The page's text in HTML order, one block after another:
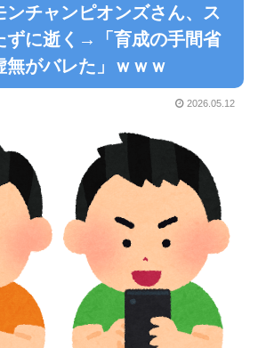
ンチャンピオンズさん、ス
ずに逝く→「育成の手間省
無がバレた」ｗｗｗ
2026.05.12